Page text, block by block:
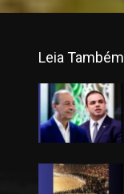
Leia Também